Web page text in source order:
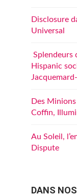
Disclosure
Universal
Splendeurs
Hispanic
Des
Coffin,
Au Soleil,
Dispute
DANS